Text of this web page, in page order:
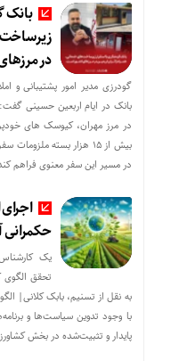
بانک
در
گودرزی مدیر امور پشتیبانی و
بانک در ایام اربعین حسینی
در مرز مهران، کیوسک های
بیش از ۱۵ هزار بسته
در مسیر این سفر معنوی فراهم
حکمرانی
یک
تحقق الگوی
به نقل از تسنیم، بابک کلانی|
با وجود تدوین سیاست‌ها و
پایدار و تثبیت‌شده در بخش